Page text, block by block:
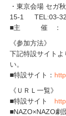
・東京会場 セ
15-1 TEL:03-
■主 催 ：
《参加方法》
下記特設サイト
い。
■特設サイト：
《ＵＲＬ一覧》
■特設サイト
■NAZO×NAZO劇